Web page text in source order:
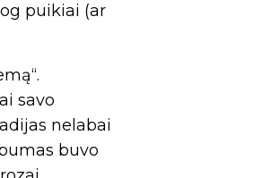
puikiai (ar
savo
nelabai
buvo